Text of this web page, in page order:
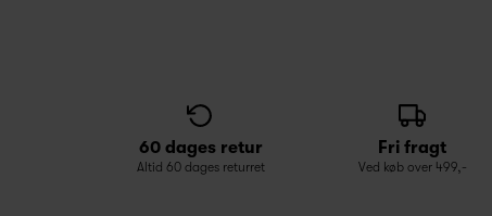
60 dages retur
Altid 60 dages returret
Fri fragt
Ved køb over 499,-